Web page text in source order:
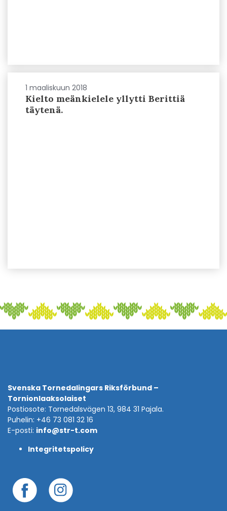
1 maaliskuun 2018
Kielto meänkielele yllytti Berittiä
täytenä.
Svenska Tornedalingars Riksförbund –
Tornionlaaksolaiset
Postiosote: Tornedalsvägen 13, 984 31 Pajala.
Puhelin: +46 73 081 32 16
E-posti: info@str-t.com
Integritetspolicy